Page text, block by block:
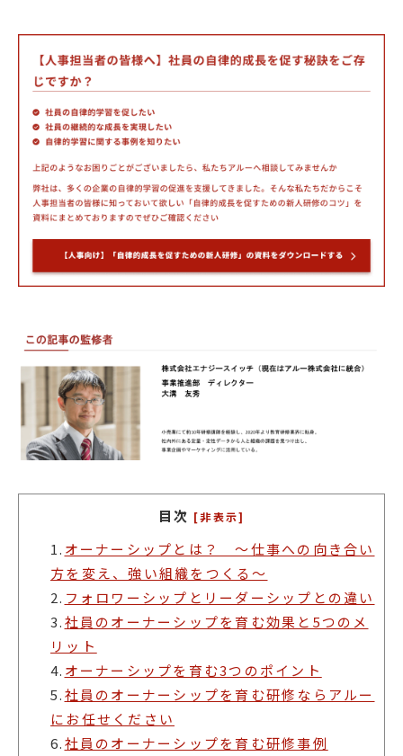
目次 [非表示]
1. オーナーシップとは？ 〜仕事への向き合い
方を変え、強い組織をつくる〜
2. フォロワーシップとリーダーシップとの違い
3.社員のオーナーシップを育む効果と5つのメ
リット
4. オーナーシップを育む3つのポイント
5.社員のオーナーシップを育む研修ならアルー
にお任せください
6.社員のオーナーシップを育む研修事例